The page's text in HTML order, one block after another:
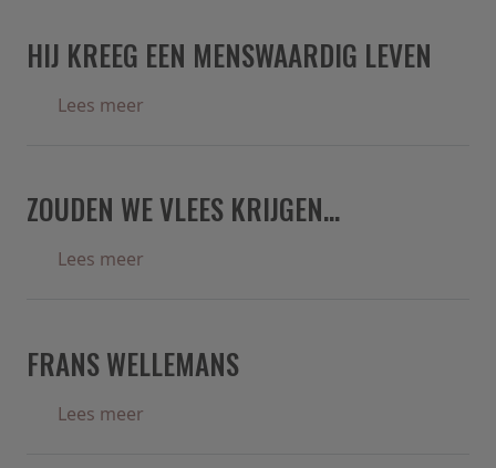
HIJ KREEG EEN MENSWAARDIG LEVEN
Lees meer
ZOUDEN WE VLEES KRIJGEN...
Lees meer
FRANS WELLEMANS
Lees meer